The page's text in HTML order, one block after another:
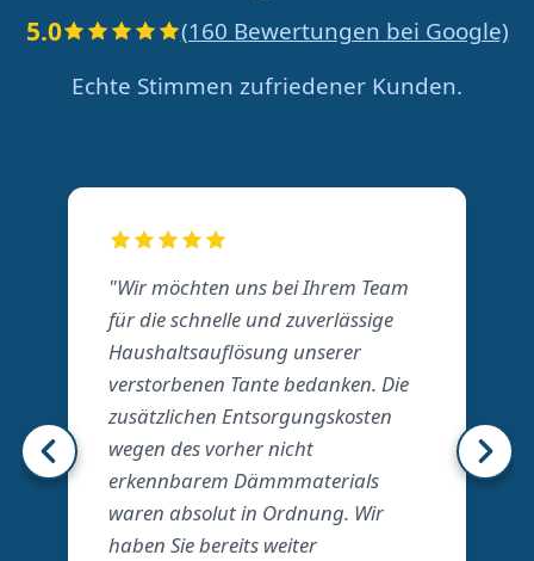
5.0
(160 Bewertungen bei Google)
Echte Stimmen zufriedener Kunden.
"Wir möchten uns bei Ihrem Team
für die schnelle und zuverlässige
Haushaltsauflösung unserer
verstorbenen Tante bedanken. Die
zusätzlichen Entsorgungskosten
wegen des vorher nicht
erkennbarem Dämmmaterials
waren absolut in Ordnung. Wir
haben Sie bereits weiter